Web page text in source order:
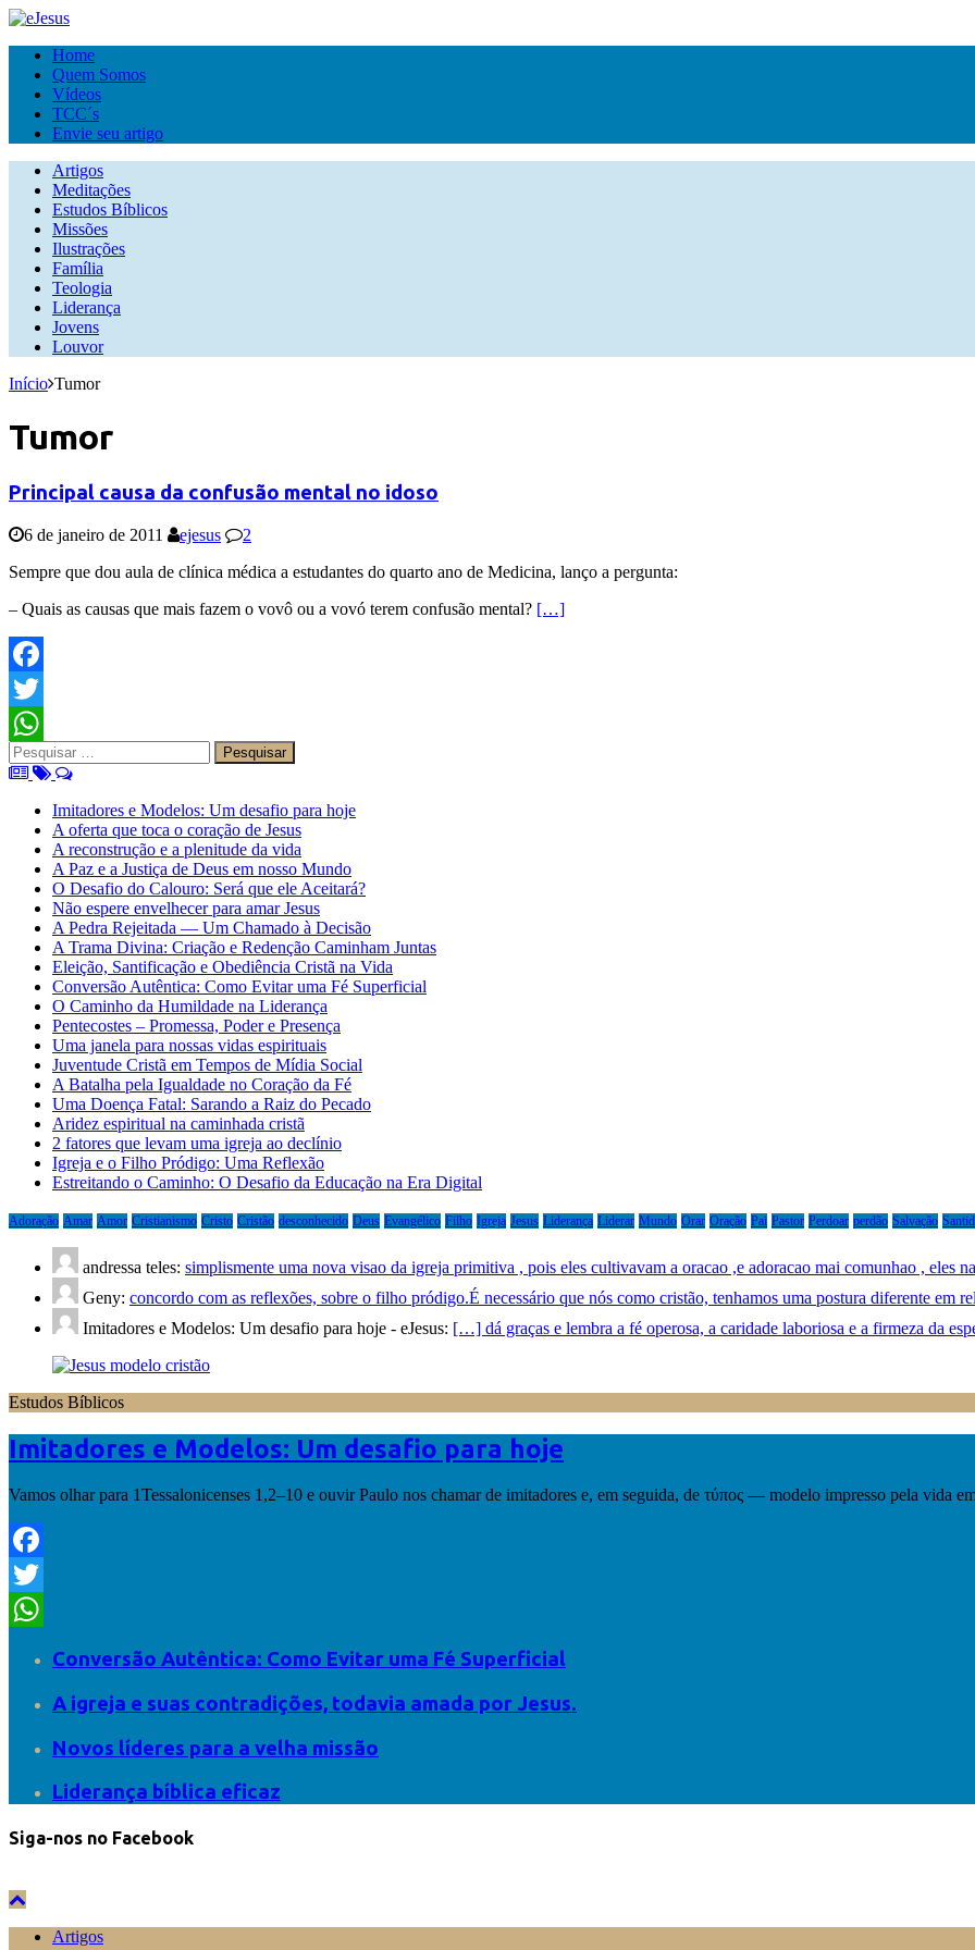
Home
Quem Somos
Vídeos
TCC´s
Envie seu artigo
Artigos
Meditações
Estudos Bíblicos
Missões
Ilustrações
Família
Teologia
Liderança
Jovens
Louvor
Início Tumor
Tumor
Principal causa da confusão mental no idoso
6 de janeiro de 2011 ejesus
2
Sempre que dou aula de clínica médica a estudantes do quarto ano de Medicina, lanço a pergunta:
– Quais as causas que mais fazem o vovô ou a vovó terem confusão mental? […]
Facebook
Twitter
WhatsApp
Pesquisar
por:
Imitadores e Modelos: Um desafio para hoje
A oferta que toca o coração de Jesus
A reconstrução e a plenitude da vida
A Paz e a Justiça de Deus em nosso Mundo
O Desafio do Calouro: Será que ele Aceitará?
Não espere envelhecer para amar Jesus
A Pedra Rejeitada — Um Chamado à Decisão
A Trama Divina: Criação e Redenção Caminham Juntas
Eleição, Santificação e Obediência Cristã na Vida
Conversão Autêntica: Como Evitar uma Fé Superficial
O Caminho da Humildade na Liderança
Pentecostes – Promessa, Poder e Presença
Uma janela para nossas vidas espirituais
Juventude Cristã em Tempos de Mídia Social
A Batalha pela Igualdade no Coração da Fé
Uma Doença Fatal: Sarando a Raiz do Pecado
Aridez espiritual na caminhada cristã
2 fatores que levam uma igreja ao declínio
Igreja e o Filho Pródigo: Uma Reflexão
Estreitando o Caminho: O Desafio da Educação na Era Digital
Adoração Amar Amor Cristianismo Cristo Cristão desconhecido Deus Evangélico Filho Igreja Jesus Liderança Liderar Mundo Orar Oração Pai Pastor Perdoar perdão Salvação
andressa teles: simplismente uma nova visao da igreja primitiva , pois eles cultivavam a oracao ,e adoracao mai comunhao , eles
Geny: concordo com as reflexões, sobre o filho pródigo.É necessário que nós como cristão, tenhamos uma postura diferente em
Imitadores e Modelos: Um desafio para hoje - eJesus: […] dá graças e lembra a fé operosa, a caridade laboriosa e a firmeza da
Estudos Bíblicos
Imitadores e Modelos: Um desafio para hoje
Vamos olhar para 1Tessalonicenses 1,2–10 e ouvir Paulo nos chamar de imitadores e, em seguida, de τύπος — modelo impresso pela vida
Facebook
Twitter
Conversão Autêntica: Como Evitar uma Fé Superficial
A igreja e suas contradições, todavia amada por Jesus.
Novos líderes para a velha missão
Liderança bíblica eficaz
Siga-nos no Facebook
Artigos